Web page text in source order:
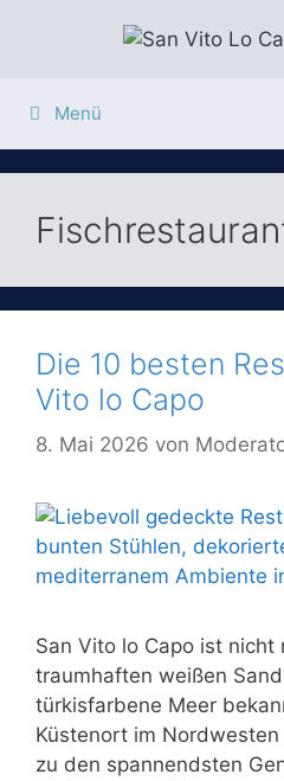
Menü
Die 10 besten
Vito lo Capo
8. Mai 2026 von
San Vito lo Capo ist nicht
traumhaften weißen
türkisfarbene Meer
Küstenort im
zu den spannendsten